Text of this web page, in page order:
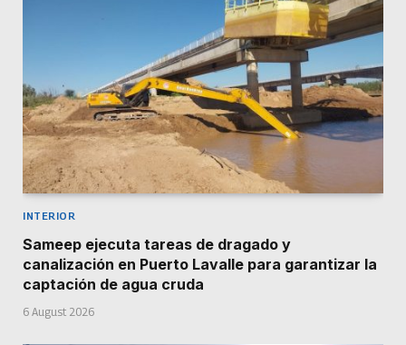
INTERIOR
Sameep ejecuta tareas de dragado y
canalización en Puerto Lavalle para garantizar la
captación de agua cruda
6 August 2026